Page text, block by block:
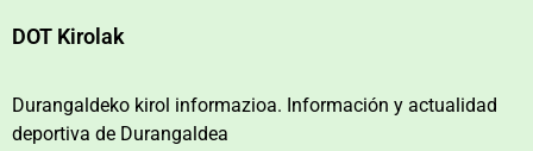
DOT Kirolak
Durangaldeko kirol informazioa. Información y actualidad
deportiva de Durangaldea